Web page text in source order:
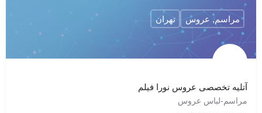
آتلیه تخصصی عروس نورا فیلم
مراسم-لباس عروس
مراسم, عروس تهران